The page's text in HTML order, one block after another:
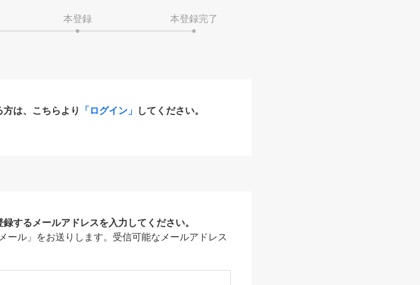
本登録 本登録完了
は、こちらより 「ログイン」 してください。
するメールアドレスを入力してください。
ール」をお送りします。受信可能なメールアドレス